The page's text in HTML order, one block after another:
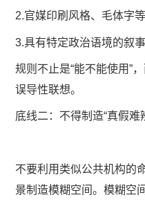
2.官媒印刷风格、毛体字
3.具有特定政治语境的叙事
规则不止是“能不能使用”
误导性联想。
底线二：不得制造“真假难
不要利用类似公共机构的
景制造模糊空间。模糊空